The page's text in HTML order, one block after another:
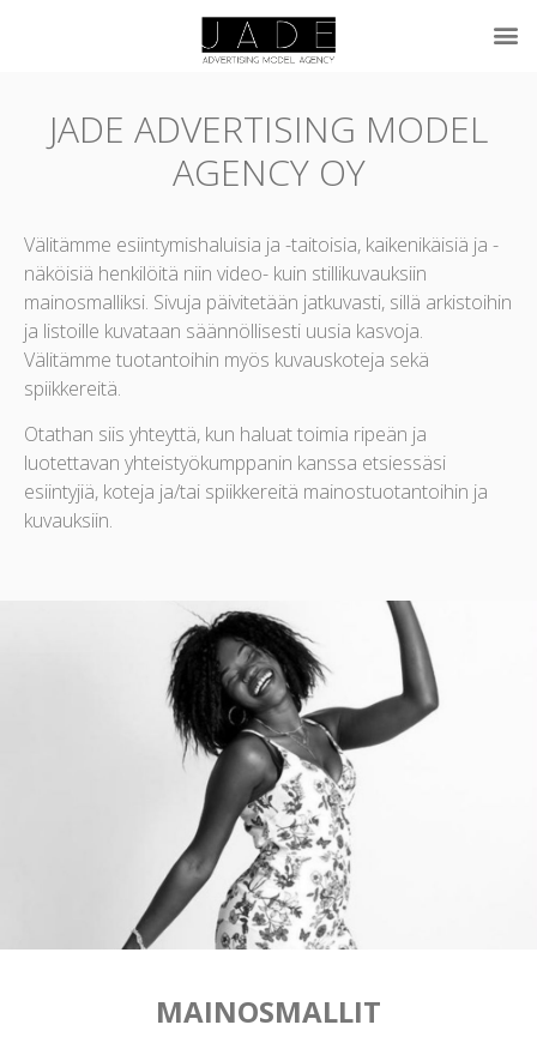
JADE ADVERTISING MODEL
AGENCY OY
Välitämme esiintymishaluisia ja -taitoisia, kaikenikäisiä ja -
näköisiä henkilöitä niin video- kuin stillikuvauksiin
mainosmalliksi. Sivuja päivitetään jatkuvasti, sillä arkistoihin
ja listoille kuvataan säännöllisesti uusia kasvoja.
Välitämme tuotantoihin myös kuvauskoteja sekä
spiikkereitä.
Otathan siis yhteyttä, kun haluat toimia ripeän ja
luotettavan yhteistyökumppanin kanssa etsiessäsi
esiintyjiä, koteja ja/tai spiikkereitä mainostuotantoihin ja
kuvauksiin.
MAINOSMALLIT